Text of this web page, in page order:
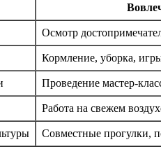
Осмотр
Кормление, уборка,
Проведение мастер-
Работа на свежем
Совместные прогулки,